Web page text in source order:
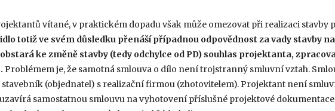
vítané, v praktickém dopadu však může omezovat při realizaci stavby
totiž ve svém důsledku přenáší případnou odpovědnost za vady stavby na
ke změně stavby (tedy odchylce od PD) souhlas projektanta,
Problémem je, že samotná smlouva o dílo není trojstranný smluvní vztah.
stavebník (objednatel) s realizační firmou (zhotovitelem). Projektant není
samostatnou smlouvu na vyhotovení příslušné projektové